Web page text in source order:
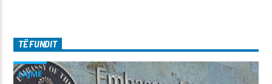
TË FUNDIT
LAJME